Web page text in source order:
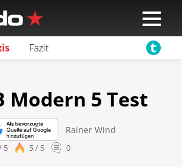
Fazit
Modern 5 Test
Rainer Wind
5 5 / 5 0